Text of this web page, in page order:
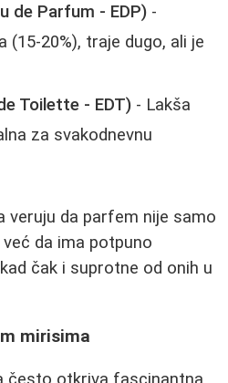
de Parfum - EDP) -
(15-20%), traje dugo, ali je
Toilette - EDT) - Lakša
za svakodnevnu
veruju da parfem nije samo
već da ima potpuno
čak i suprotne od onih u
mirisima